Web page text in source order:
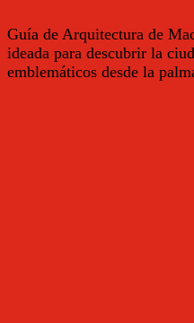
Guía de Arquitectura de
ideada para descubrir la
emblemáticos desde la